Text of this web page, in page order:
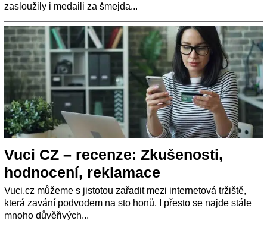
zasloužily i medaili za šmejda...
Vuci CZ – recenze: Zkušenosti,
hodnocení, reklamace
Vuci.cz můžeme s jistotou zařadit mezi internetová tržiště,
která zavání podvodem na sto honů. I přesto se najde stále
mnoho důvěřivých...